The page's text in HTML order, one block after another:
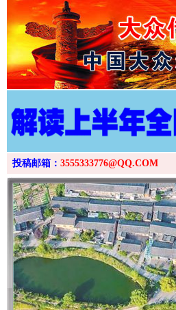
投稿邮箱： 3555333776@QQ.COM